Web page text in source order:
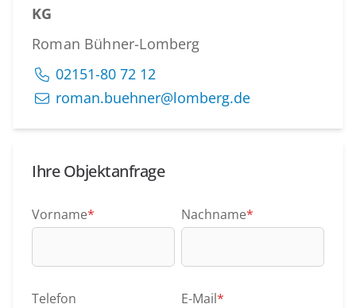
KG
Roman Bühner-Lomberg
02151-80 72 12
roman.buehner@lomberg.de
Ihre Objektanfrage
Vorname* Nachname*
Telefon E-Mail*